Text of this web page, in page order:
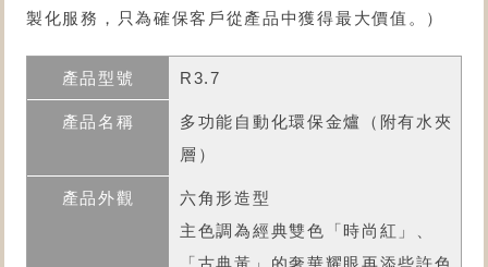
製化服務，只為確保客戶從產品中獲得最大價值。）
R3.7
多功能自動化環保金爐
（附有水夾
層）
六角形造型
主色調為經典雙色「時尚紅」、
「古典黃」的奢華耀眼再添些許色